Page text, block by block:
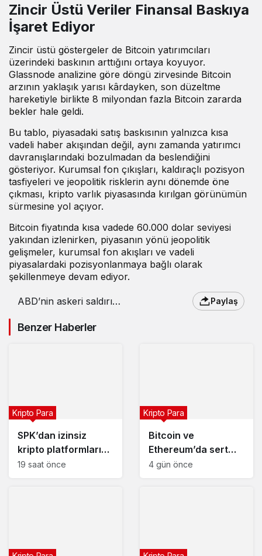
Zincir Üstü Veriler Finansal Baskıya
İşaret Ediyor
Zincir üstü göstergeler de Bitcoin yatırımcıları
üzerindeki baskının arttığını ortaya koyuyor.
Glassnode analizine göre döngü zirvesinde Bitcoin
arzının yaklaşık yarısı kârdayken, son düzeltme
hareketiyle birlikte 8 milyondan fazla Bitcoin zararda
bekler hale geldi.
Bu tablo, piyasadaki satış baskısının yalnızca kısa
vadeli haber akışından değil, aynı zamanda yatırımcı
davranışlarındaki bozulmadan da beslendiğini
gösteriyor. Kurumsal fon çıkışları, kaldıraçlı pozisyon
tasfiyeleri ve jeopolitik risklerin aynı dönemde öne
çıkması, kripto varlık piyasasında kırılgan görünümün
sürmesine yol açıyor.
Bitcoin fiyatında kısa vadede 60.000 dolar seviyesi
yakından izlenirken, piyasanın yönü jeopolitik
gelişmeler, kurumsal fon akışları ve vadeli
piyasalardaki pozisyonlanmaya bağlı olarak
şekillenmeye devam ediyor.
ABD’nin askeri saldırısı
Paylaş
Benzer Haberler
SPK’dan izinsiz
kripto platformlarına
erişim engeli
Kripto Para
19 saat önce
Bitcoin ve
Ethereum’da sert
düşüş
Kripto Para
4 gün önce